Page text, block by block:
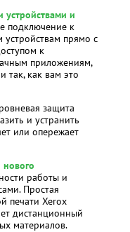
устройствами и
подключение к
прямо с
к
приложениям,
так, как вам это
защита
и устранить
или опережает
работы и
Простая
печати Xerox
дистанционный
материалов.